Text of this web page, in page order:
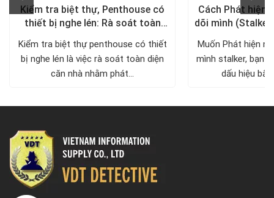
Kiểm tra biệt thự, Penthouse có
thiết bị nghe lén: Rà soát toàn
diện, trả lại không gian riêng tư
Kiểm tra biệt thự penthouse có thiết
bị nghe lén là việc rà soát toàn diện
căn nhà nhằm phát...
Cách Phát hiện
dõi mình
Muốn Phát hiện
mình stalker, bạn
dấu hiệu bất